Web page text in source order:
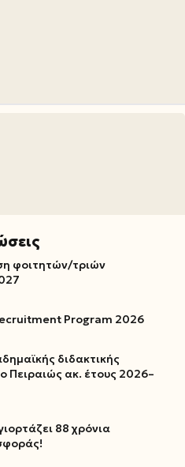
φοιτητών/τριών
Program 2026
διδακτικής
Πειραιώς ακ. έτους 2026–
88 χρόνια